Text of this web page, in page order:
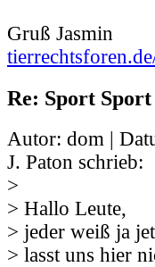
Gruß Jasmin
Re: Sport
Autor: dom |
J. Paton schrieb:
>
> Hallo Leute,
> jeder weiß ja
> lasst uns hier